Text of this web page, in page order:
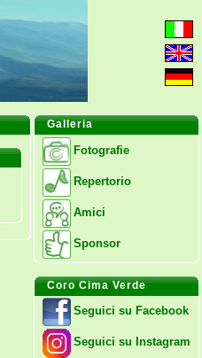
Galleria
Fotografie
Repertorio
Amici
Sponsor
Coro Cima Verde
Seguici su Facebook
Seguici su Instagram